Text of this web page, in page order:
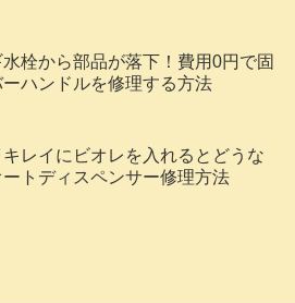
水栓から部品が落下！費用0円で固
ーハンドルを修理する方法
キレイにビオレを入れるとどうな
ートディスペンサー修理方法